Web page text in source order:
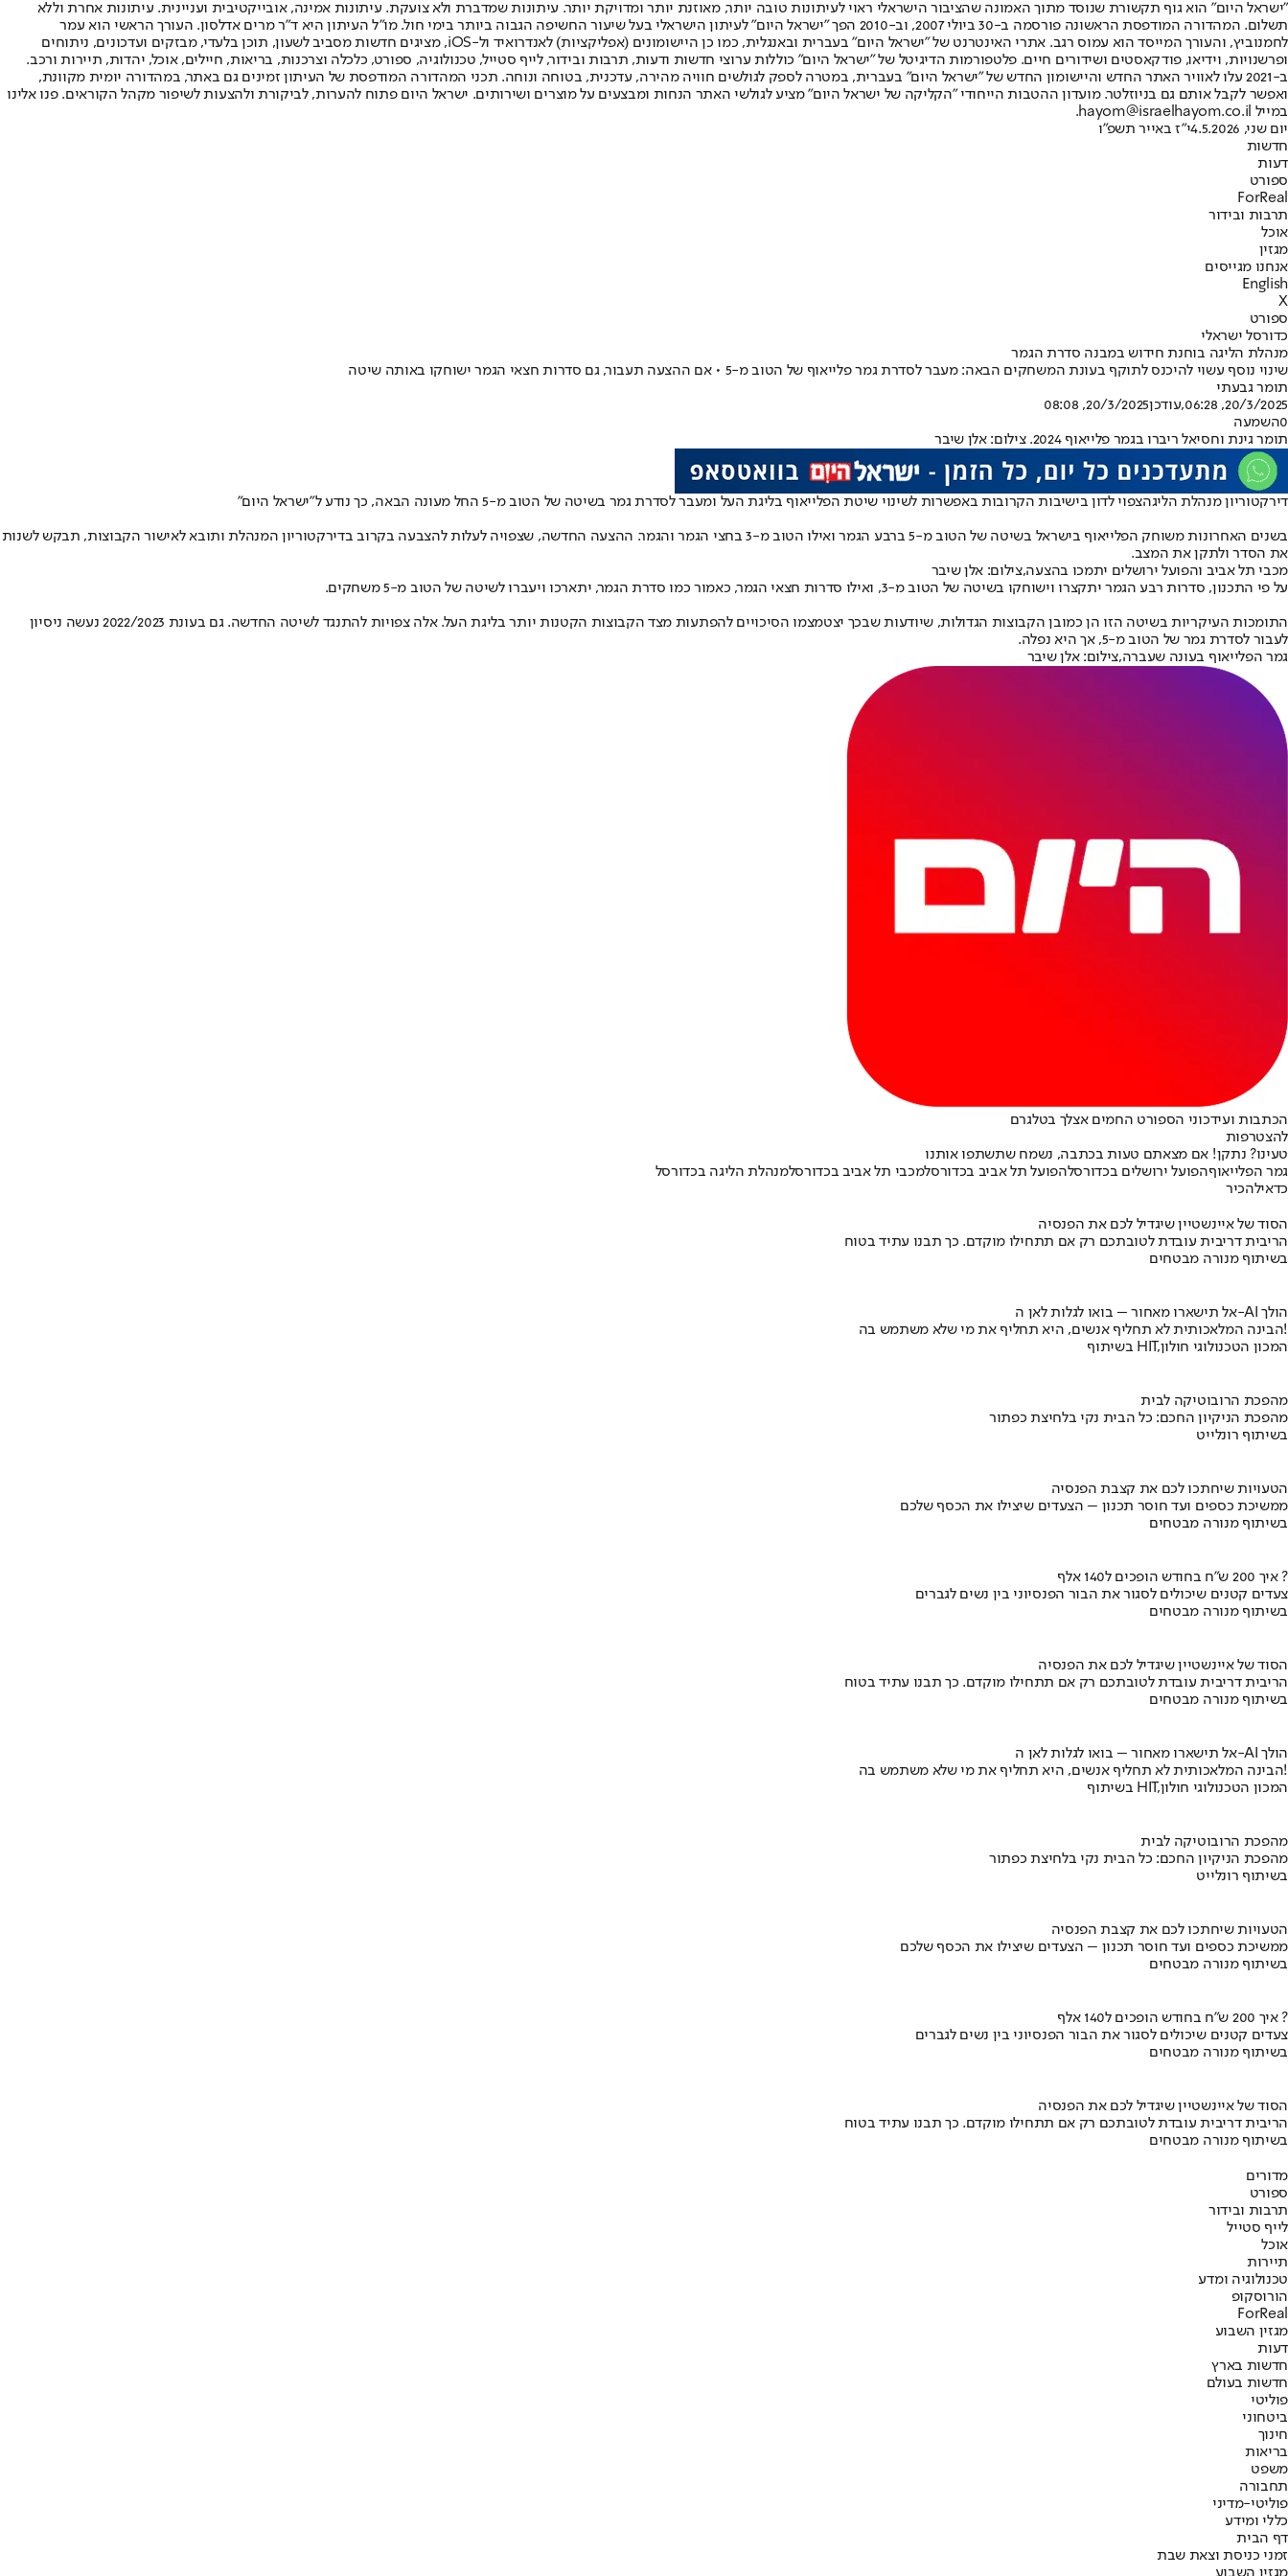
"ישראל היום" הוא גוף תקשורת שנוסד מתוך האמונה שהציבור הישראלי ראוי לעיתונות טובה יותר, מאוזנת יותר ומדויקת יותר. עיתונות שמדברת ולא צועקת. עיתונות אמינה, אובייקטיבית ועניינית. עיתונות אחרת וללא
תשלום. המהדורה המודפסת הראשונה פורסמה ב-30 ביולי 2007, וב-2010 הפך "ישראל היום" לעיתון הישראלי בעל שיעור החשיפה הגבוה ביותר בימי חול. מו"ל העיתון היא ד"ר מרים אדלסון. העורך הראשי הוא עמר
לחמנוביץ, והעורך המייסד הוא עמוס רגב. אתרי האינטרנט של "ישראל היום" בעברית ובאנגלית, כמו כן היישומונים (אפליקציות) לאנדרואיד ול-iOS, מציגים חדשות מסביב לשעון, תוכן בלעדי, מבזקים ועדכונים, ניתוחים
ופרשנויות, וידיאו, פודקאסטים ושידורים חיים. פלטפורמות הדיגיטל של "ישראל היום" כוללות ערוצי חדשות ודעות, תרבות ובידור, לייף סטייל, טכנולוגיה, ספורט, כלכלה וצרכנות, בריאות, חיילים, אוכל, יהדות, תיירות ורכב.
ב-2021 עלו לאוויר האתר החדש והיישומון החדש של "ישראל היום" בעברית, במטרה לספק לגולשים חוויה מהירה, עדכנית, בטוחה ונוחה. תכני המהדורה המודפסת של העיתון זמינים גם באתר, במהדורה יומית מקוונת,
ואפשר לקבל אותם גם בניוזלטר. מועדון ההטבות הייחודי "הקליקה של ישראל היום" מציע לגולשי האתר הנחות ומבצעים על מוצרים ושירותים. ישראל היום פתוח להערות, לביקורת ולהצעות לשיפור מקהל הקוראים. פנו אלינו
במייל hayom@israelhayom.co.il.
יום שני, 4.5.2026
י"ז באייר תשפ"ו
חדשות
דעות
ספורט
ForReal
תרבות ובידור
אוכל
מגזין
אנחנו מגייסים
English
X
ספורט
כדורסל ישראלי
מנהלת הליגה בוחנת חידוש במבנה סדרת הגמר
שינוי נוסף עשוי להיכנס לתוקף בעונת המשחקים הבאה: מעבר לסדרת גמר פלייאוף של הטוב מ-5 • אם ההצעה תעבור, גם סדרות חצאי הגמר ישוחקו באותה שיטה
תומר גבעתי
20/3/2025, 06:28
,עודכן20/3/2025, 08:08
0השמעה
תומר גינת וחסיאל ריברו בגמר פלייאוף 2024. צילום: אלן שיבר
דירקטוריון מנהלת הליגהצפוי לדון בישיבות הקרובות באפשרות לשינוי שיטת הפלייאוף בליגת העל ומעבר לסדרת גמר בשיטה של הטוב מ-5 החל מעונה הבאה, כך נודע ל"ישראל היום"
בשנים האחרונות משוחק הפלייאוף בישראל בשיטה של הטוב מ-5 ברבע הגמר ואילו הטוב מ-3 בחצי הגמר והגמר. ההצעה החדשה, שצפויה לעלות להצבעה בקרוב בדירקטוריון המנהלת ותובא לאישור הקבוצות, תבקש לשנות
את הסדר ולתקן את המצב.
מכבי תל אביב והפועל ירושלים יתמכו בהצעה,צילום: אלן שיבר
על פי התכנון, סדרות רבע הגמר יתקצרו וישוחקו בשיטה של הטוב מ-3, ואילו סדרות חצאי הגמר, כאמור כמו סדרת הגמר, יתארכו ויעברו לשיטה של הטוב מ-5 משחקים.
התומכות העיקריות בשיטה הזו הן כמובן הקבוצות הגדולות, שיודעות שבכך יצטמצמו הסיכויים להפתעות מצד הקבוצות הקטנות יותר בליגת העל. אלה צפויות להתנגד לשיטה החדשה. גם בעונת 2022/2023 נעשה ניסיון
לעבור לסדרת גמר של הטוב מ-5, אך היא נפלה.
גמר הפלייאוף בעונה שעברה,צילום: אלן שיבר
הכתבות ועידכוני הספורט החמים אצלך בטלגרם
להצטרפות
טעינו? נתקן! אם מצאתם טעות בכתבה, נשמח שתשתפו אותנו
גמר הפלייאוףהפועל ירושלים בכדורסלהפועל תל אביב בכדורסלמכבי תל אביב בכדורסלמנהלת הליגה בכדורסל
כדאילהכיר
הסוד של איינשטיין שיגדיל לכם את הפנסיה
הריבית דריבית עובדת לטובתכם רק אם תתחילו מוקדם. כך תבנו עתיד בטוח
בשיתוף מנורה מבטחים
אל תישארו מאחור – בואו לגלות לאן ה-AI הולך
הבינה המלאכותית לא תחליף אנשים, היא תחליף את מי שלא משתמש בה!
בשיתוף HIT,המכון הטכנולוגי חולון
מהפכת הרובוטיקה לבית
מהפכת הניקיון החכם: כל הבית נקי בלחיצת כפתור
בשיתוף רונלייט
הטעויות שיחתכו לכם את קצבת הפנסיה
ממשיכת כספים ועד חוסר תכנון – הצעדים שיצילו את הכסף שלכם
בשיתוף מנורה מבטחים
איך 200 ש"ח בחודש הופכים ל140 אלף ?
צעדים קטנים שיכולים לסגור את הבור הפנסיוני בין נשים לגברים
בשיתוף מנורה מבטחים
הסוד של איינשטיין שיגדיל לכם את הפנסיה
הריבית דריבית עובדת לטובתכם רק אם תתחילו מוקדם. כך תבנו עתיד בטוח
בשיתוף מנורה מבטחים
אל תישארו מאחור – בואו לגלות לאן ה-AI הולך
הבינה המלאכותית לא תחליף אנשים, היא תחליף את מי שלא משתמש בה!
בשיתוף HIT,המכון הטכנולוגי חולון
מהפכת הרובוטיקה לבית
מהפכת הניקיון החכם: כל הבית נקי בלחיצת כפתור
בשיתוף רונלייט
הטעויות שיחתכו לכם את קצבת הפנסיה
ממשיכת כספים ועד חוסר תכנון – הצעדים שיצילו את הכסף שלכם
בשיתוף מנורה מבטחים
איך 200 ש"ח בחודש הופכים ל140 אלף ?
צעדים קטנים שיכולים לסגור את הבור הפנסיוני בין נשים לגברים
בשיתוף מנורה מבטחים
הסוד של איינשטיין שיגדיל לכם את הפנסיה
הריבית דריבית עובדת לטובתכם רק אם תתחילו מוקדם. כך תבנו עתיד בטוח
בשיתוף מנורה מבטחים
מדורים
ספורט
תרבות ובידור
לייף סטייל
אוכל
תיירות
טכנולוגיה ומדע
הורוסקופ
ForReal
מגזין השבוע
דעות
חדשות בארץ
חדשות בעולם
פוליטי
ביטחוני
חינוך
בריאות
משפט
תחבורה
פוליטי-מדיני
כללי ומידע
דף הבית
זמני כניסת וצאת שבת